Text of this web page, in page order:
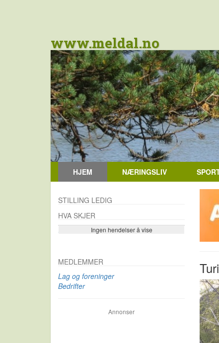
www.meldal.no
HJEM NÆRINGSLIV
STILLING LEDIG
HVA SKJER
Ingen hendelser å vise
Se flere…
MEDLEMMER
Lag og foreninger
Bedrifter
Annonser